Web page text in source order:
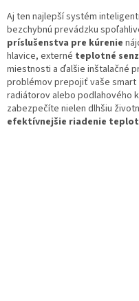
Aj ten najlepší systém
bezchybnú prevádzku
príslušenstva pre kúrenie
hlavice, externé teplotné
miestnosti a ďalšie inštalačné
problémov prepojiť vaše smart
radiátorov alebo podlahového
zabezpečíte nielen dlhšiu
efektívnejšie riadenie